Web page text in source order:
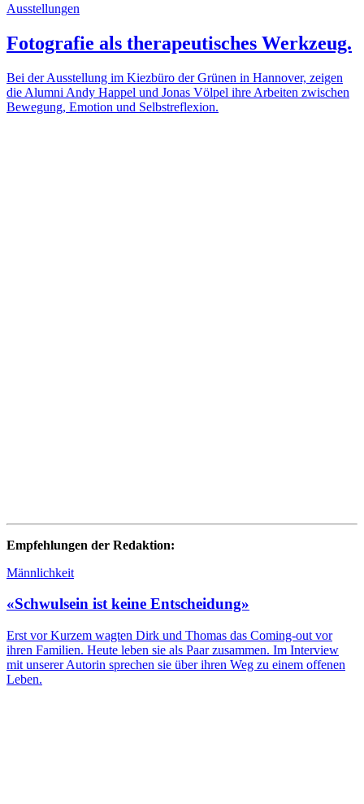
Ausstellungen
Fotografie als therapeutisches Werkzeug.
Bei der Ausstellung im Kiezbüro der Grünen in Hannover, zeigen
die Alumni Andy Happel und Jonas Völpel ihre Arbeiten zwischen
Bewegung, Emotion und Selbstreflexion.
Empfehlungen der Redaktion:
Männlichkeit
«Schwulsein ist keine Entscheidung»
Erst vor Kurzem wagten Dirk und Thomas das Coming-out vor
ihren Familien. Heute leben sie als Paar zusammen. Im Interview
mit unserer Autorin sprechen sie über ihren Weg zu einem offenen
Leben.